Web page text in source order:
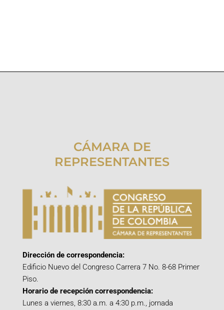
CÁMARA DE
REPRESENTANTES
Dirección de correspondencia:
Edificio Nuevo del Congreso Carrera 7 No. 8-68 Primer
Piso.
Horario de recepción correspondencia:
Lunes a viernes, 8:30 a.m. a 4:30 p.m., jornada